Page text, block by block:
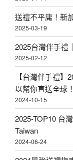
送禮不平庸！新
2025-03-19
2025台灣伴手禮
2025-02-12
【台灣伴手禮
以幫你直送全球！
2024-10-15
2025-TOP10 台
Taiwan
2024-06-24